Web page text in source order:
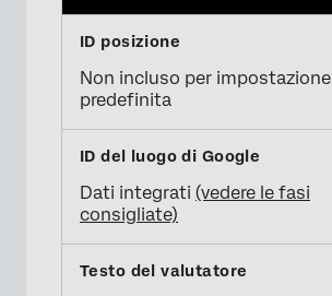
Non incluso per impostazione
predefinita
Dati integrati (vedere le fasi
consigliate)